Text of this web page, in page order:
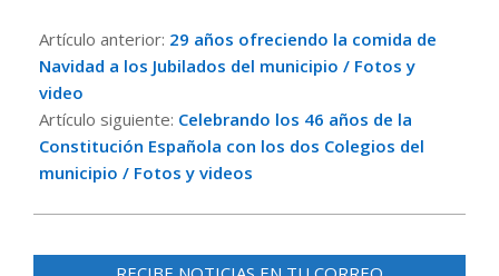
12-
22
Artículo anterior: 29 años ofreciendo la comida de
Navidad a los Jubilados del municipio / Fotos y
video
Artículo siguiente: Celebrando los 46 años de la
Constitución Española con los dos Colegios del
municipio / Fotos y videos